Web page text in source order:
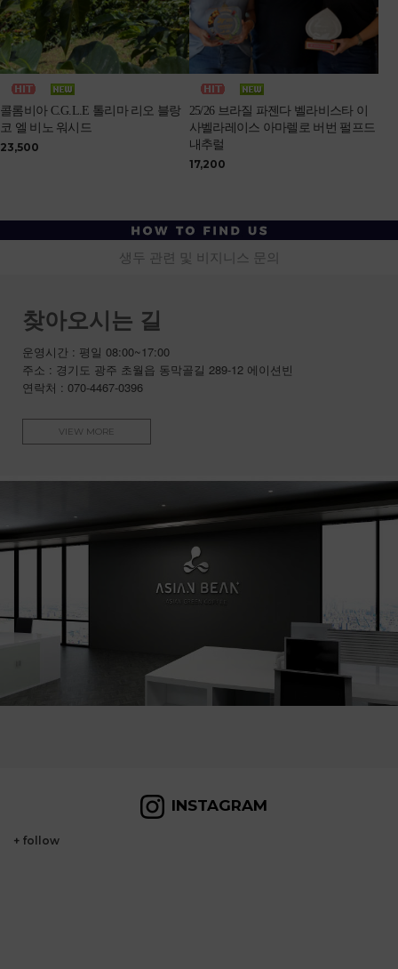
콜롬비아 C.G.L.E 톨리마 리오 블랑
코 엘 비노 워시드
23,500
25/26 브라질 파젠다 벨라비스타 이
사벨라레이스 아마렐로 버번 펄프드
내추럴
17,200
생두 관련 및 비지니스 문의
찾아오시는 길
운영시간 : 평일 08:00~17:00
주소 : 경기도 광주 초월읍 동막골길 289-12 에이션빈
연락처 : 070-4467-0396
VIEW MORE
INSTAGRAM
+ follow